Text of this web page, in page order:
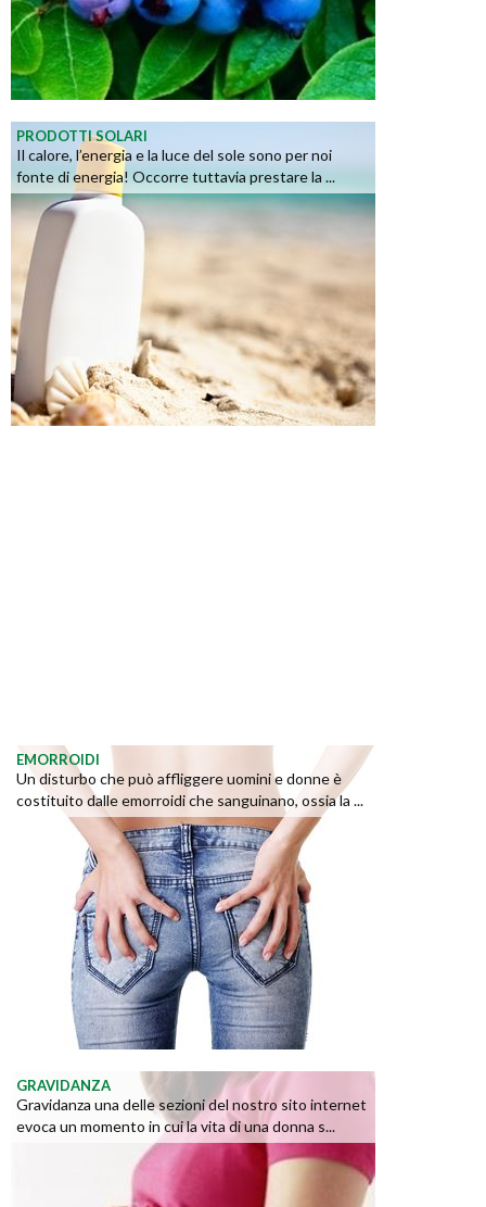
PRODOTTI SOLARI
Il calore, l’energia e la luce del sole sono per noi
fonte di energia! Occorre tuttavia prestare la ...
EMORROIDI
Un disturbo che può affliggere uomini e donne è
costituito dalle emorroidi che sanguinano, ossia la ...
GRAVIDANZA
Gravidanza una delle sezioni del nostro sito internet
evoca un momento in cui la vita di una donna s...